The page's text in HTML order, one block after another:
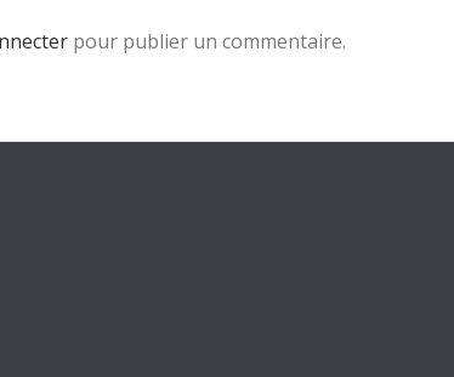
pour publier un commentaire.